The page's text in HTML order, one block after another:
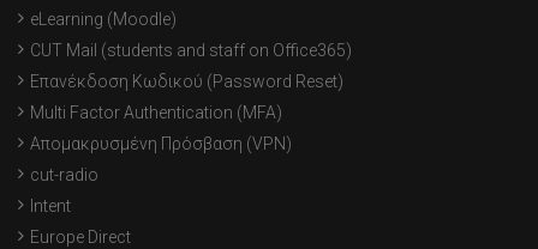
eLearning (Moodle)
CUT Mail (students and staff on Office365)
Επανέκδοση Κωδικού (Password Reset)
Multi Factor Authentication (MFA)
Απομακρυσμένη Πρόσβαση (VPN)
cut-radio
Intent
Europe Direct